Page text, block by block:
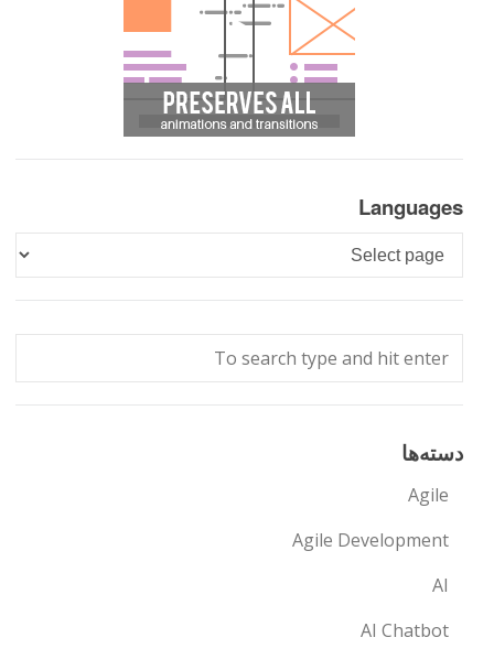
Languages
Languages
دسته‌ها
Agile
Agile Development
AI
AI Chatbot